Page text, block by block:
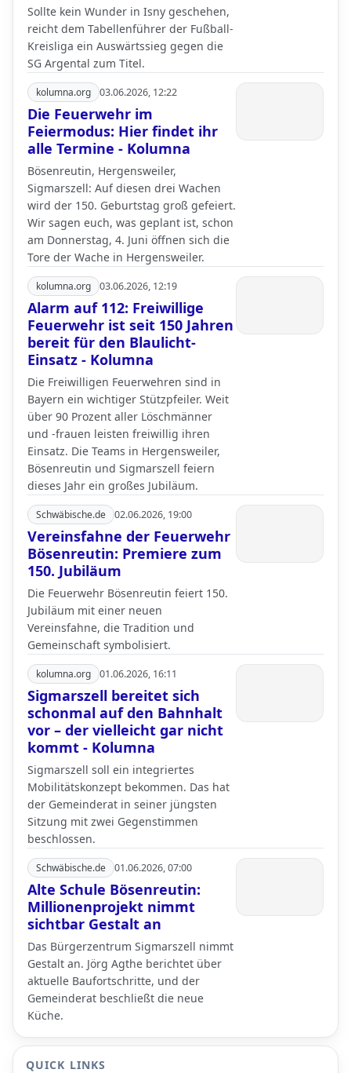
Sollte kein Wunder in Isny geschehen,
reicht dem Tabellenführer der Fußball-
Kreisliga ein Auswärtssieg gegen die
SG Argental zum Titel.
kolumna.org 03.06.2026, 12:22
Die Feuerwehr im
Feiermodus: Hier findet ihr
alle Termine - Kolumna
Bösenreutin, Hergensweiler,
Sigmarszell: Auf diesen drei Wachen
wird der 150. Geburtstag groß gefeiert.
Wir sagen euch, was geplant ist, schon
am Donnerstag, 4. Juni öffnen sich die
Tore der Wache in Hergensweiler.
kolumna.org 03.06.2026, 12:19
Alarm auf 112: Freiwillige
Feuerwehr ist seit 150 Jahren
bereit für den Blaulicht-
Einsatz - Kolumna
Die Freiwilligen Feuerwehren sind in
Bayern ein wichtiger Stützpfeiler. Weit
über 90 Prozent aller Löschmänner
und -frauen leisten freiwillig ihren
Einsatz. Die Teams in Hergensweiler,
Bösenreutin und Sigmarszell feiern
dieses Jahr ein großes Jubiläum.
Schwäbische.de 02.06.2026, 19:00
Vereinsfahne der Feuerwehr
Bösenreutin: Premiere zum
150. Jubiläum
Die Feuerwehr Bösenreutin feiert 150.
Jubiläum mit einer neuen
Vereinsfahne, die Tradition und
Gemeinschaft symbolisiert.
kolumna.org 01.06.2026, 16:11
Sigmarszell bereitet sich
schonmal auf den Bahnhalt
vor – der vielleicht gar nicht
kommt - Kolumna
Sigmarszell soll ein integriertes
Mobilitätskonzept bekommen. Das hat
der Gemeinderat in seiner jüngsten
Sitzung mit zwei Gegenstimmen
beschlossen.
Schwäbische.de 01.06.2026, 07:00
Alte Schule Bösenreutin:
Millionenprojekt nimmt
sichtbar Gestalt an
Das Bürgerzentrum Sigmarszell nimmt
Gestalt an. Jörg Agthe berichtet über
aktuelle Baufortschritte, und der
Gemeinderat beschließt die neue
Küche.
QUICK LINKS